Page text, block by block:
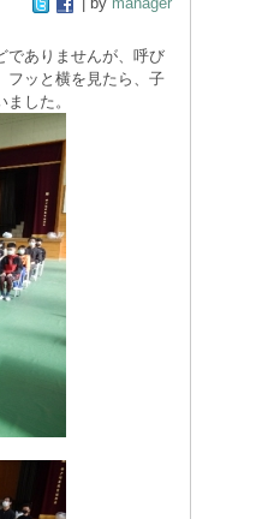
でありませんが、呼び
フッと横を見たら、子
した。